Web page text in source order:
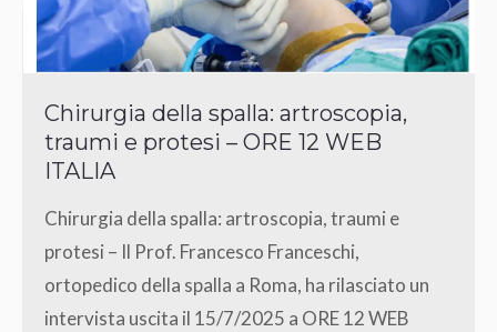
Chirurgia della spalla: artroscopia,
traumi e protesi – ORE 12 WEB
ITALIA
Chirurgia della spalla: artroscopia, traumi e
protesi – Il Prof. Francesco Franceschi,
ortopedico della spalla a Roma, ha rilasciato un
intervista uscita il 15/7/2025 a ORE 12 WEB